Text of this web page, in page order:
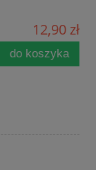
12,90 zł
do koszyka